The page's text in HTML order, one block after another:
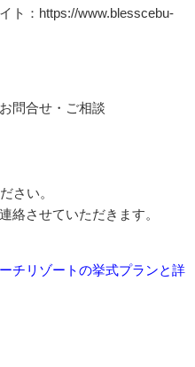
ト：https://www.blesscebu-
問合せ・ご相談
さい。
絡させていただきます。
チリゾートの挙式プランと詳